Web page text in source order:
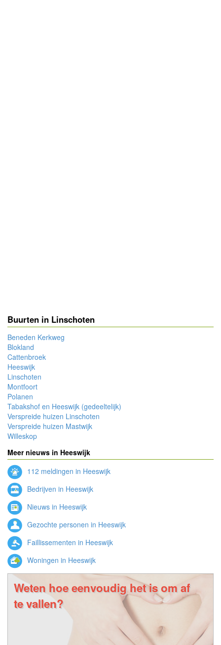
Buurten in Linschoten
Beneden Kerkweg
Blokland
Cattenbroek
Heeswijk
Linschoten
Montfoort
Polanen
Tabakshof en Heeswijk (gedeeltelijk)
Verspreide huizen Linschoten
Verspreide huizen Mastwijk
Willeskop
Meer nieuws in Heeswijk
112 meldingen in Heeswijk
Bedrijven in Heeswijk
Nieuws in Heeswijk
Gezochte personen in Heeswijk
Faillissementen in Heeswijk
Woningen in Heeswijk
Weten hoe eenvoudig het is om af
te vallen?